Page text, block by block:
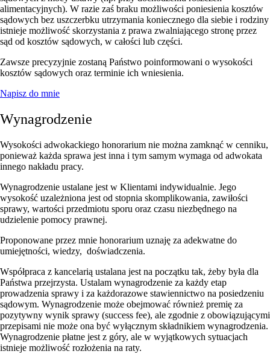
alimentacyjnych). W razie zaś braku możliwości poniesienia kosztów
sądowych bez uszczerbku utrzymania koniecznego dla siebie i rodziny
istnieje możliwość skorzystania z prawa zwalniającego stronę przez
sąd od kosztów sądowych, w całości lub części.
Zawsze precyzyjnie zostaną Państwo poinformowani o wysokości
kosztów sądowych oraz terminie ich wniesienia.
Napisz do mnie
Wynagrodzenie
Wysokości adwokackiego honorarium nie można zamknąć w cenniku,
ponieważ każda sprawa jest inna i tym samym wymaga od adwokata
innego nakładu pracy.
Wynagrodzenie ustalane jest w Klientami indywidualnie. Jego
wysokość uzależniona jest od stopnia skomplikowania, zawiłości
sprawy, wartości przedmiotu sporu oraz czasu niezbędnego na
udzielenie pomocy prawnej.
Proponowane przez mnie honorarium uznaję za adekwatne do
umiejętności, wiedzy, doświadczenia.
Współpraca z kancelarią ustalana jest na początku tak, żeby była dla
Państwa przejrzysta. Ustalam wynagrodzenie za każdy etap
prowadzenia sprawy i za każdorazowe stawiennictwo na posiedzeniu
sądowym. Wynagrodzenie może obejmować również premię za
pozytywny wynik sprawy (success fee), ale zgodnie z obowiązującymi
przepisami nie może ona być wyłącznym składnikiem wynagrodzenia.
Wynagrodzenie płatne jest z góry, ale w wyjątkowych sytuacjach
istnieje możliwość rozłożenia na raty.